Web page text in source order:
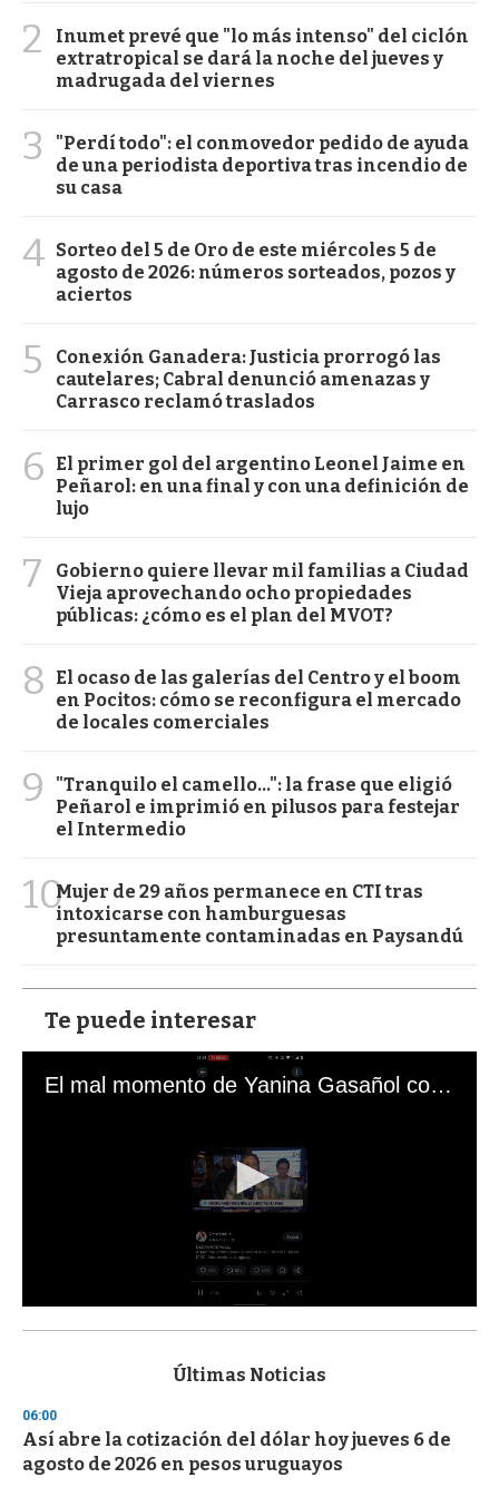
2
Inumet prevé que "lo más intenso" del ciclón
extratropical se dará la noche del jueves y
madrugada del viernes
3
"Perdí todo": el conmovedor pedido de ayuda
de una periodista deportiva tras incendio de
su casa
4 Sorteo del 5 de Oro de este miércoles 5 de
agosto de 2026: números sorteados, pozos y
aciertos
5
Conexión Ganadera: Justicia prorrogó las
cautelares; Cabral denunció amenazas y
Carrasco reclamó traslados
6
El primer gol del argentino Leonel Jaime en
Peñarol: en una final y con una definición de
lujo
7
Gobierno quiere llevar mil familias a Ciudad
Vieja aprovechando ocho propiedades
públicas: ¿cómo es el plan del MVOT?
8
El ocaso de las galerías del Centro y el boom
en Pocitos: cómo se reconfigura el mercado
de locales comerciales
9
"Tranquilo el camello...": la frase que eligió
Peñarol e imprimió en pilusos para festejar
el Intermedio
10Mujer de 29 años permanece en CTI tras
intoxicarse con hamburguesas
presuntamente contaminadas en Paysandú
Te puede interesar
El mal momento de Yanina Gasañol con un hincha argentino en "Subrayado"
s
d
s
o
f
Últimas Noticias
06:00
Así abre la cotización del dólar hoy jueves 6 de
agosto de 2026 en pesos uruguayos